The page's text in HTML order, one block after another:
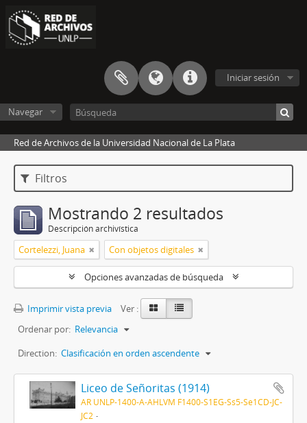
Iniciar sesión
Navegar
Red de Archivos de la Universidad Nacional de La Plata
Filtros
Mostrando 2 resultados
Descripción archivística
Cortelezzi, Juana Con objetos digitales
Opciones avanzadas de búsqueda
Imprimir vista previa
Ver :
Ordenar por: Relevancia
Direction: Clasificación en orden ascendente
Liceo de Señoritas (1914)
AR UNLP-1400-A-AHLVM F1400-S1EG-Ss5-Se1CD-JC-
JC2